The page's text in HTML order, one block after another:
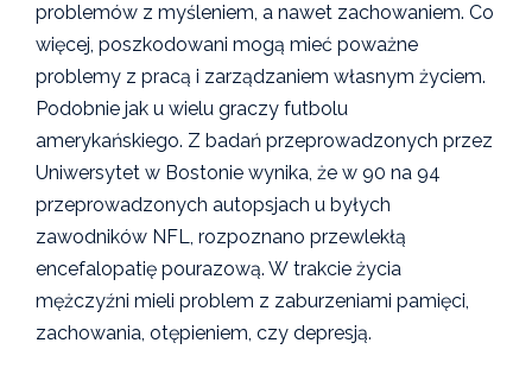
problemów z myśleniem, a nawet zachowaniem. Co
więcej, poszkodowani mogą mieć poważne
problemy z pracą i zarządzaniem własnym życiem.
Podobnie jak u wielu graczy futbolu
amerykańskiego. Z badań przeprowadzonych przez
Uniwersytet w Bostonie wynika, że w 90 na 94
przeprowadzonych autopsjach u byłych
zawodników NFL, rozpoznano przewlekłą
encefalopatię pourazową. W trakcie życia
mężczyźni mieli problem z zaburzeniami pamięci,
zachowania, otępieniem, czy depresją.